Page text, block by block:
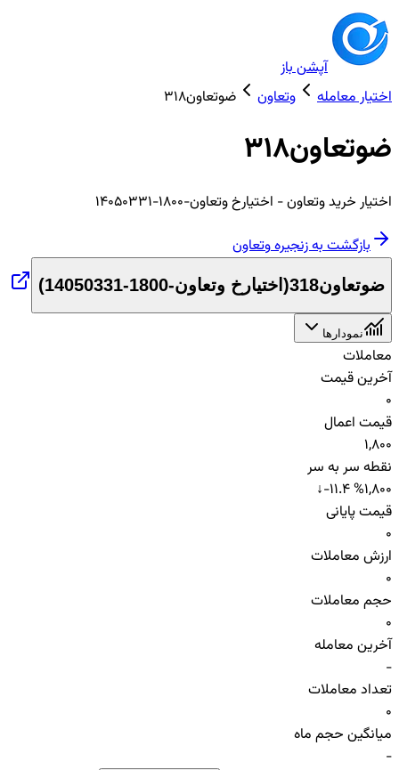
آپشن باز
اختیار معامله
وتعاون ضوتعاون318
ضوتعاون318
اختیار خریدوتعاون- اختیارخ وتعاون-1800-14050331
بازگشت به زنجیرهوتعاون
ضوتعاون318 ( اختیارخ وتعاون-1800-14050331 )
نمودارها
معاملات
آخرین قیمت
0
قیمت اعمال
1,800
نقطه سر به سر
1,800
↓-11.4 %
قیمت پایانی
0
ارزش معاملات
0
حجم معاملات
0
آخرین معامله
-
تعداد معاملات
0
میانگین حجم ماه
-